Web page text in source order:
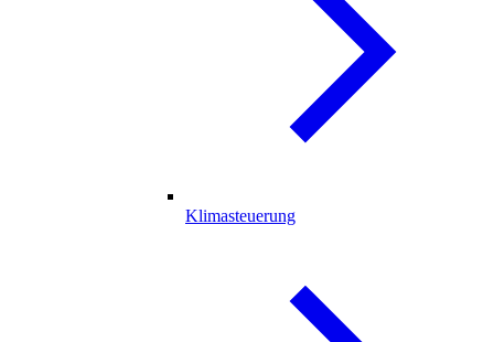
Klimasteuerung